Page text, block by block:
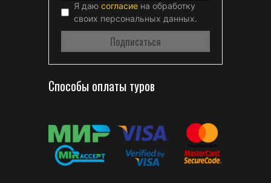
Я даю согласие на обработку
своих персональных данных.
Способы оплаты туров